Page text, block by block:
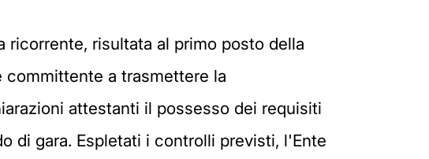
risultata al primo posto della
committente a trasmettere la
attestanti il possesso dei requisiti
di gara. Espletati i controlli previsti, l'Ente